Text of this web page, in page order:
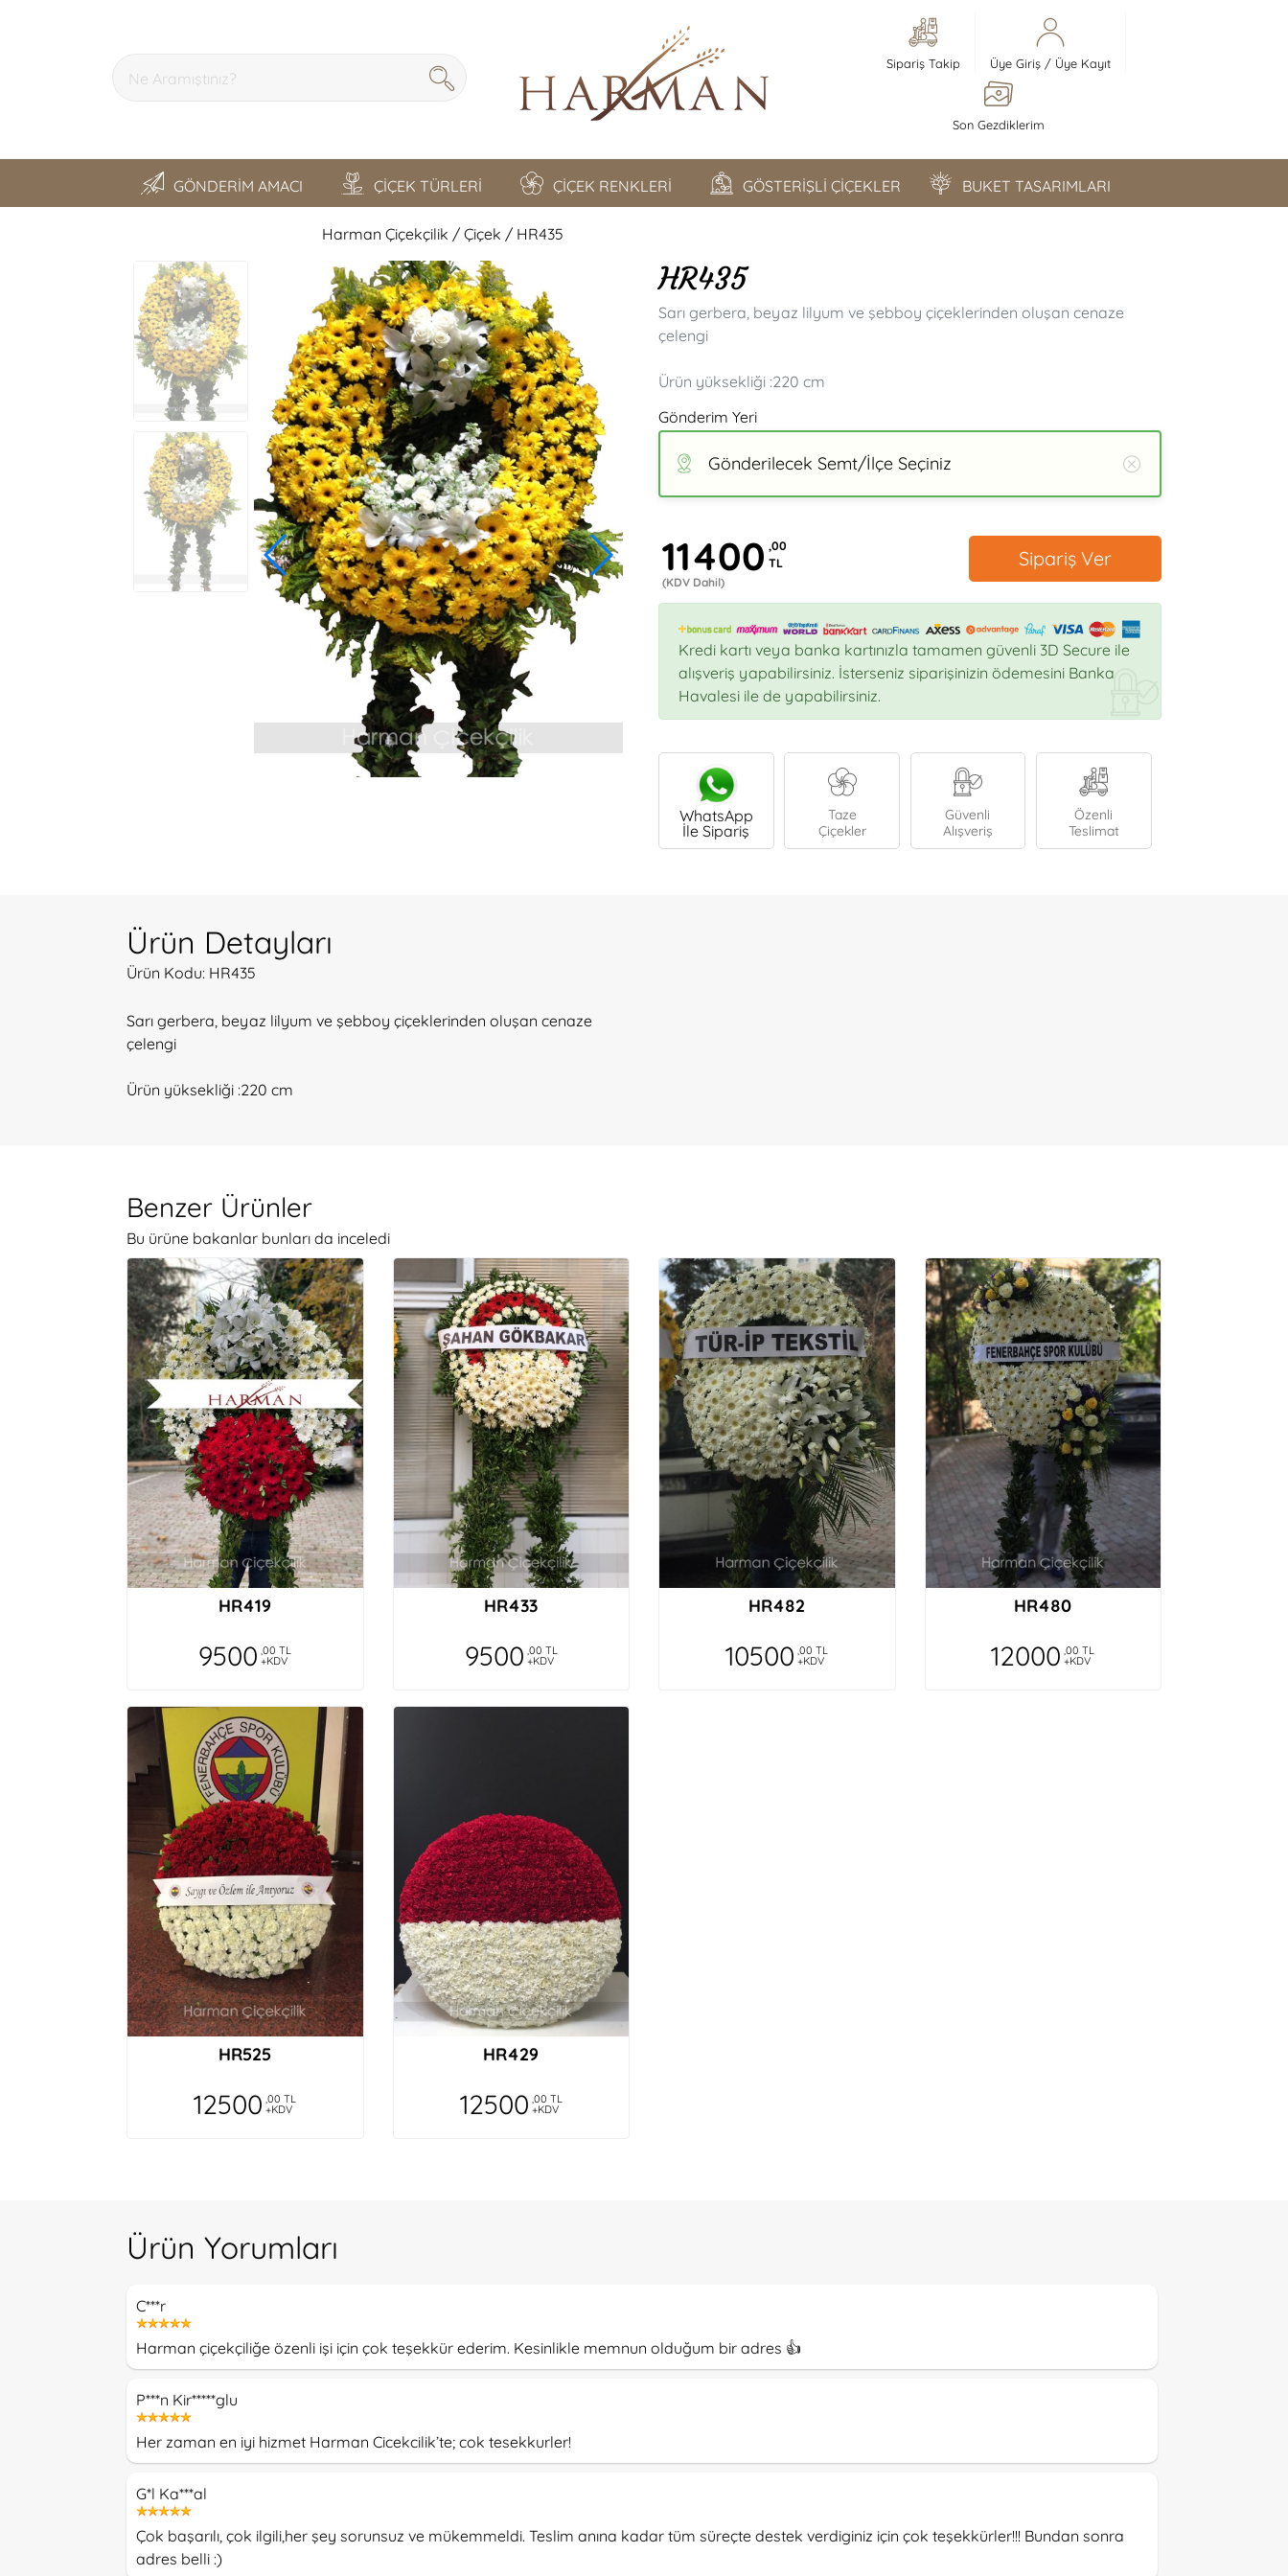
Sipariş Takip Üye Giriş/ Üye Kayıt
Son Gezdiklerim
GÖNDERİM AMACI ÇİÇEK TÜRLERİ ÇİÇEK RENKLERİ GÖSTERİŞLİ ÇİÇEKLER BUKET TASARIMLARI
Harman Çiçekçilik / Çiçek / HR435
HR435
Sarı gerbera, beyaz lilyum ve şebboy çiçeklerinden oluşan cenaze
çelengi
Ürün yüksekliği :220 cm
Gönderim Yeri
Gönderilecek Semt/İlçe Seçiniz
11400 ,00
TL
(KDV Dahil)
Sipariş Ver
Kredi kartı veya banka kartınızla tamamen güvenli 3D Secure ile
alışveriş yapabilirsiniz. İsterseniz siparişinizin ödemesini Banka
Havalesi ile de yapabilirsiniz.
WhatsApp
İle Sipariş
Taze
Çiçekler
Güvenli
Alışveriş
Özenli
Teslimat
Ürün Detayları
Ürün Kodu: HR435
Sarı gerbera, beyaz lilyum ve şebboy çiçeklerinden oluşan cenaze
çelengi
Ürün yüksekliği :220 cm
Benzer Ürünler
Bu ürüne bakanlar bunları da inceledi
HR419
9500 ,00 TL
+KDV
HR433
9500 ,00 TL
+KDV
HR482
10500 ,00 TL
+KDV
HR480
12000 ,00 TL
+KDV
HR525
12500 ,00 TL
+KDV
HR429
12500 ,00 TL
+KDV
Ürün Yorumları
C***r
Harman çiçekçiliğe özenli işi için çok teşekkür ederim. Kesinlikle memnun olduğum bir adres 👍
P***n Kir*****glu
Her zaman en iyi hizmet Harman Cicekcilik’te; cok tesekkurler!
G*l Ka***al
Çok başarılı, çok ilgili,her şey sorunsuz ve mükemmeldi. Teslim anına kadar tüm süreçte destek verdiginiz için çok teşekkürler!!! Bundan sonra
adres belli :)